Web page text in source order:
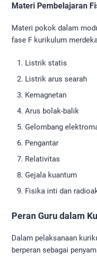
Materi Pembelajaran
Materi pokok dalam
fase F kurikulum
Listrik statis
Listrik arus searah
Kemagnetan
Arus bolak-balik
Gelombang
Pengantar
Relativitas
Gejala kuantum
Fisika inti dan
Peran Guru dalam
Dalam pelaksanaan
berperan sebagai